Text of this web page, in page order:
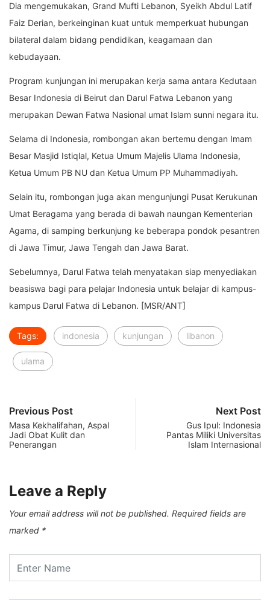
Dia mengemukakan, Grand Mufti Lebanon, Syeikh Abdul Latif
Faiz Derian, berkeinginan kuat untuk memperkuat hubungan
bilateral dalam bidang pendidikan, keagamaan dan
kebudayaan.
Program kunjungan ini merupakan kerja sama antara Kedutaan
Besar Indonesia di Beirut dan Darul Fatwa Lebanon yang
merupakan Dewan Fatwa Nasional umat Islam sunni negara itu.
Selama di Indonesia, rombongan akan bertemu dengan Imam
Besar Masjid Istiqlal, Ketua Umum Majelis Ulama Indonesia,
Ketua Umum PB NU dan Ketua Umum PP Muhammadiyah.
Selain itu, rombongan juga akan mengunjungi Pusat Kerukunan
Umat Beragama yang berada di bawah naungan Kementerian
Agama, di samping berkunjung ke beberapa pondok pesantren
di Jawa Timur, Jawa Tengah dan Jawa Barat.
Sebelumnya, Darul Fatwa telah menyatakan siap menyediakan
beasiswa bagi para pelajar Indonesia untuk belajar di kampus-
kampus Darul Fatwa di Lebanon. [MSR/ANT]
Tags: indonesia kunjungan libanon
ulama
Previous Post
Masa Kekhalifahan, Aspal
Jadi Obat Kulit dan
Penerangan
Next Post
Gus Ipul: Indonesia
Pantas Miliki Universitas
Islam Internasional
Leave a Reply
Your email address will not be published. Required fields are
marked *